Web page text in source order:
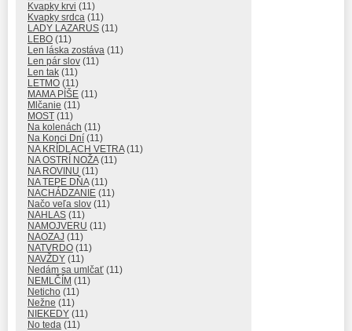
Kvapky krvi (11)
Kvapky srdca (11)
LADY LAZARUS (11)
LEBO (11)
Len láska zostáva (11)
Len pár slov (11)
Len tak (11)
LETMO (11)
MAMA PÍŠE (11)
Mlčanie (11)
MOST (11)
Na kolenách (11)
Na Konci Dní (11)
NA KRÍDLACH VETRA(11)
NA OSTRÍ NOŽA(11)
NA ROVINU (11)
NA TEPE DŇA(11)
NACHÁDZANIE (11)
Načo veľa slov (11)
NAHLAS (11)
NAMOJVERU (11)
NAOZAJ (11)
NATVRDO (11)
NAVŽDY (11)
Nedám sa umlčať (11)
NEMLČÍM (11)
Neticho (11)
Nežne (11)
NIEKEDY (11)
No teda (11)